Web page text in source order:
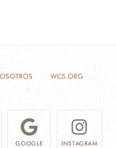
WCS.ORG
GOOGLE INSTAGRAM